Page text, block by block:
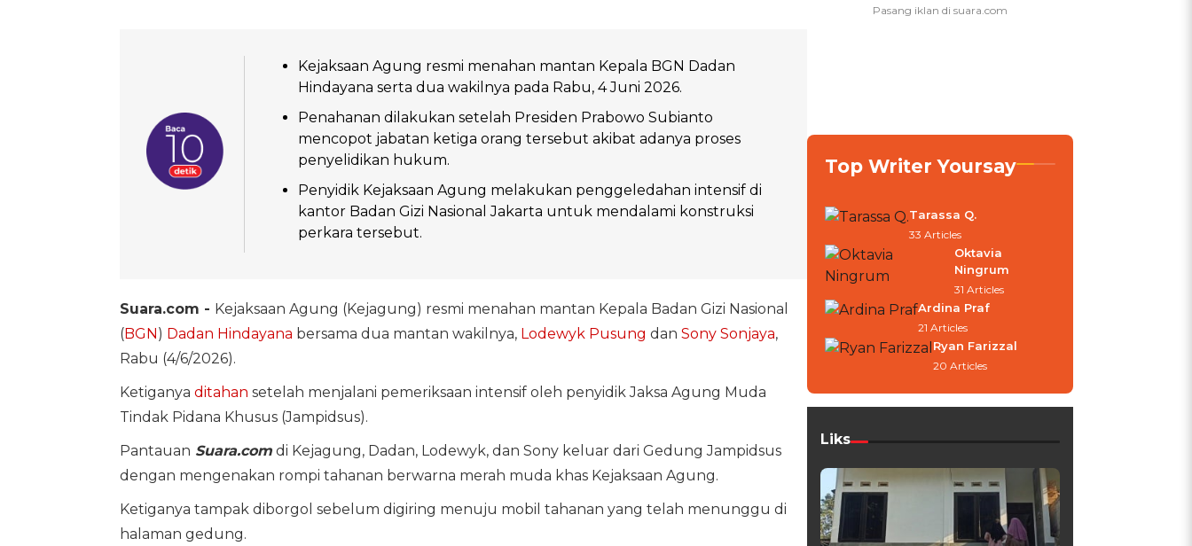
Kejaksaan Agung resmi menahan mantan Kepala BGN Dadan
Hindayana serta dua wakilnya pada Rabu, 4 Juni 2026.
Penahanan dilakukan setelah Presiden Prabowo Subianto
mencopot jabatan ketiga orang tersebut akibat adanya proses
penyelidikan hukum.
Penyidik Kejaksaan Agung melakukan penggeledahan intensif di
kantor Badan Gizi Nasional Jakarta untuk mendalami konstruksi
perkara tersebut.
Suara.com - Kejaksaan Agung (Kejagung) resmi menahan mantan Kepala Badan Gizi Nasional
(BGN) Dadan Hindayana bersama dua mantan wakilnya, Lodewyk Pusung dan Sony Sonjaya,
Rabu (4/6/2026).
Ketiganya ditahan setelah menjalani pemeriksaan intensif oleh penyidik Jaksa Agung Muda
Tindak Pidana Khusus (Jampidsus).
Pantauan Suara.comdi Kejagung, Dadan, Lodewyk, dan Sony keluar dari Gedung Jampidsus
dengan mengenakan rompi tahanan berwarna merah muda khas Kejaksaan Agung.
Ketiganya tampak diborgol sebelum digiring menuju mobil tahanan yang telah menunggu di
halaman gedung.
Top Writer Yoursay
Tarassa Q.
33 Articles
Oktavia
Ningrum
31 Articles
Ardina Praf
21 Articles
Ryan Farizzal
20 Articles
Liks